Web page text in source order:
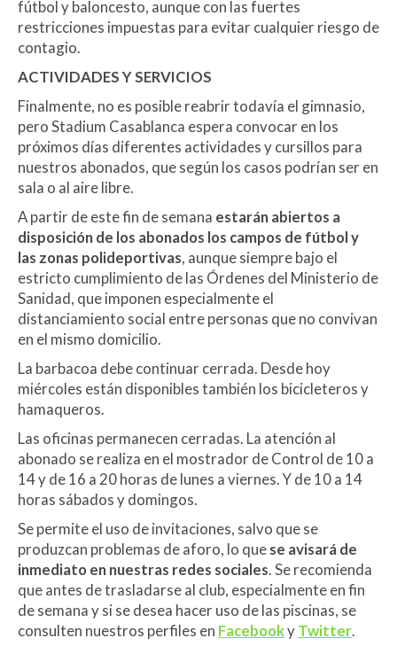
fútbol y baloncesto, aunque con las fuertes
restricciones impuestas para evitar cualquier riesgo de
contagio.
ACTIVIDADES Y SERVICIOS
Finalmente, no es posible reabrir todavía el gimnasio,
pero Stadium Casablanca espera convocar en los
próximos días diferentes actividades y cursillos para
nuestros abonados, que según los casos podrían ser en
sala o al aire libre.
A partir de este fin de semana estarán abiertos a
disposición de los abonados los campos de fútbol y
las zonas polideportivas, aunque siempre bajo el
estricto cumplimiento de las Órdenes del Ministerio de
Sanidad, que imponen especialmente el
distanciamiento social entre personas que no convivan
en el mismo domicilio.
La barbacoa debe continuar cerrada. Desde hoy
miércoles están disponibles también los bicicleteros y
hamaqueros.
Las oficinas permanecen cerradas. La atención al
abonado se realiza en el mostrador de Control de 10 a
14 y de 16 a 20 horas de lunes a viernes. Y de 10 a 14
horas sábados y domingos.
Se permite el uso de invitaciones, salvo que se
produzcan problemas de aforo, lo quese avisará de
inmediato en nuestras redes sociales. Se recomienda
que antes de trasladarse al club, especialmente en fin
de semana y si se desea hacer uso de las piscinas, se
consulten nuestros perfiles en FacebookyTwitter.